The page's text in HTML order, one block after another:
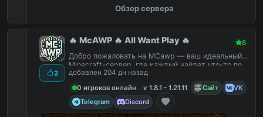
Обзор сервера
2
🔥 McAWP 🔥 All Want Play 🔥 8
Добро пожаловать на MCawp — ваш идеальный
Minecraft-сервер, где каждый найдет что-то по
душе!
добавлен 204 дн назад
0 игроков онлайн
v 1.8.1 - 1.21.11 Сайт
VK
Telegram
Discord